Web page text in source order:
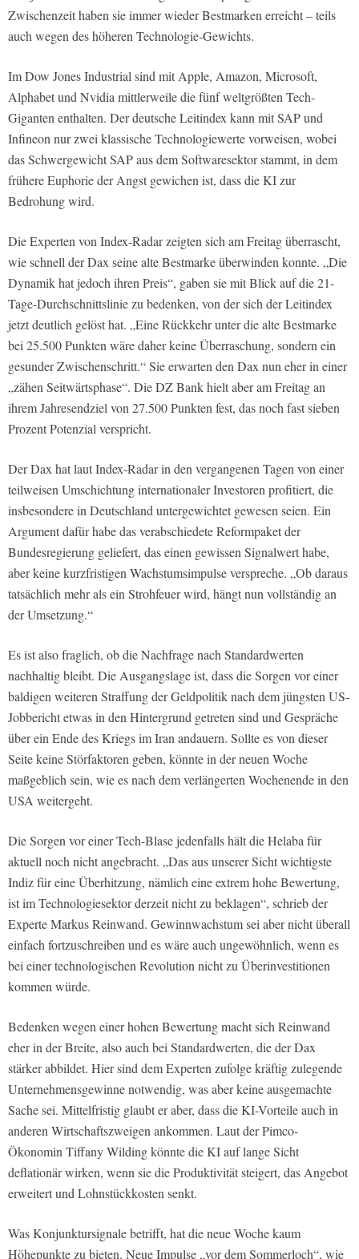
Zwischenzeit haben sie immer wieder Bestmarken erreicht – teils
auch wegen des höheren Technologie-Gewichts.
Im Dow Jones Industrial sind mit Apple, Amazon, Microsoft,
Alphabet und Nvidia mittlerweile die fünf weltgrößten Tech-
Giganten enthalten. Der deutsche Leitindex kann mit SAP und
Infineon nur zwei klassische Technologiewerte vorweisen, wobei
das Schwergewicht SAP aus dem Softwaresektor stammt, in dem
frühere Euphorie der Angst gewichen ist, dass die KI zur
Bedrohung wird.
Die Experten von Index-Radar zeigten sich am Freitag überrascht,
wie schnell der Dax seine alte Bestmarke überwinden konnte. „Die
Dynamik hat jedoch ihren Preis“, gaben sie mit Blick auf die 21-
Tage-Durchschnittslinie zu bedenken, von der sich der Leitindex
jetzt deutlich gelöst hat. „Eine Rückkehr unter die alte Bestmarke
bei 25.500 Punkten wäre daher keine Überraschung, sondern ein
gesunder Zwischenschritt.“ Sie erwarten den Dax nun eher in einer
„zähen Seitwärtsphase“. Die DZ Bank hielt aber am Freitag an
ihrem Jahresendziel von 27.500 Punkten fest, das noch fast sieben
Prozent Potenzial verspricht.
Der Dax hat laut Index-Radar in den vergangenen Tagen von einer
teilweisen Umschichtung internationaler Investoren profitiert, die
insbesondere in Deutschland untergewichtet gewesen seien. Ein
Argument dafür habe das verabschiedete Reformpaket der
Bundesregierung geliefert, das einen gewissen Signalwert habe,
aber keine kurzfristigen Wachstumsimpulse verspreche. „Ob daraus
tatsächlich mehr als ein Strohfeuer wird, hängt nun vollständig an
der Umsetzung.“
Es ist also fraglich, ob die Nachfrage nach Standardwerten
nachhaltig bleibt. Die Ausgangslage ist, dass die Sorgen vor einer
baldigen weiteren Straffung der Geldpolitik nach dem jüngsten US-
Jobbericht etwas in den Hintergrund getreten sind und Gespräche
über ein Ende des Kriegs im Iran andauern. Sollte es von dieser
Seite keine Störfaktoren geben, könnte in der neuen Woche
maßgeblich sein, wie es nach dem verlängerten Wochenende in den
USA weitergeht.
Die Sorgen vor einer Tech-Blase jedenfalls hält die Helaba für
aktuell noch nicht angebracht. „Das aus unserer Sicht wichtigste
Indiz für eine Überhitzung, nämlich eine extrem hohe Bewertung,
ist im Technologiesektor derzeit nicht zu beklagen“, schrieb der
Experte Markus Reinwand. Gewinnwachstum sei aber nicht überall
einfach fortzuschreiben und es wäre auch ungewöhnlich, wenn es
bei einer technologischen Revolution nicht zu Überinvestitionen
kommen würde.
Bedenken wegen einer hohen Bewertung macht sich Reinwand
eher in der Breite, also auch bei Standardwerten, die der Dax
stärker abbildet. Hier sind dem Experten zufolge kräftig zulegende
Unternehmensgewinne notwendig, was aber keine ausgemachte
Sache sei. Mittelfristig glaubt er aber, dass die KI-Vorteile auch in
anderen Wirtschaftszweigen ankommen. Laut der Pimco-
Ökonomin Tiffany Wilding könnte die KI auf lange Sicht
deflationär wirken, wenn sie die Produktivität steigert, das Angebot
erweitert und Lohnstückkosten senkt.
Was Konjunktursignale betrifft, hat die neue Woche kaum
Höhepunkte zu bieten. Neue Impulse „vor dem Sommerloch“, wie